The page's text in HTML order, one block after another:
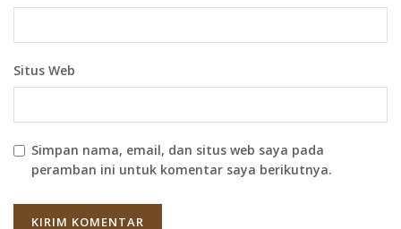
Situs Web
Simpan nama, email, dan situs web saya pada
peramban ini untuk komentar saya berikutnya.